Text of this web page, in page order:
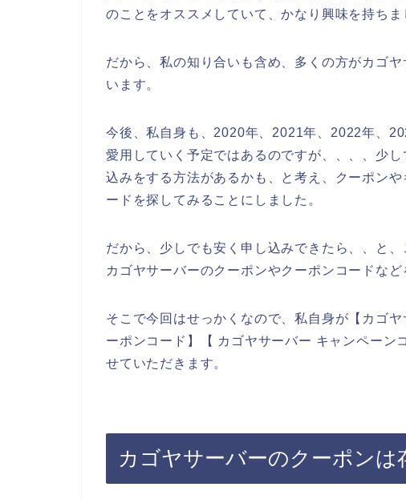
のことをオススメしていて、かなり興味を持ちま
だから、私の知り合いも含め、多くの方がカゴ
います。
今後、私自身も、2020年、2021年、2022年、
愛用していく予定ではあるのですが、、、、少
込みをする方法があるかも、と考え、クーポン
ードを探してみることにしました。
だから、少しでも安く申し込みできたら、、と
カゴヤサーバーのクーポンやクーポンコードなど
そこで今回はせっかくなので、私自身が【カゴ
ーポンコード】【 カゴヤサーバー キャンペーン
せていただきます。
カゴヤサーバーのクーポンは